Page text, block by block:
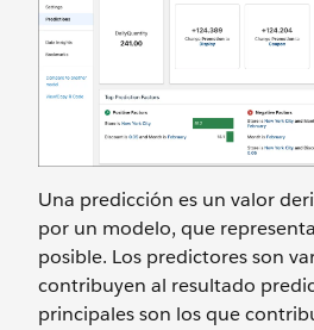
Una predicción es un valor
por un modelo, que
posible. Los predictores son
contribuyen al resultado
principales son los que